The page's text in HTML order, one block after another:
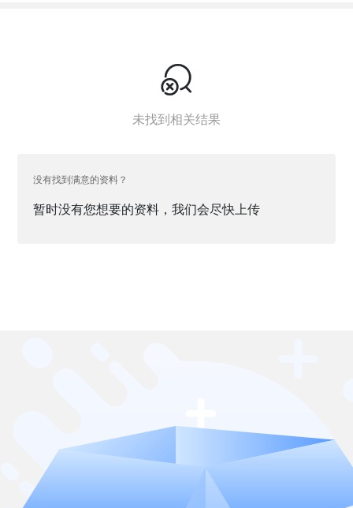

未找到相关结果
没有找到满意的资料？
暂时没有您想要的资料，我们会尽快上传